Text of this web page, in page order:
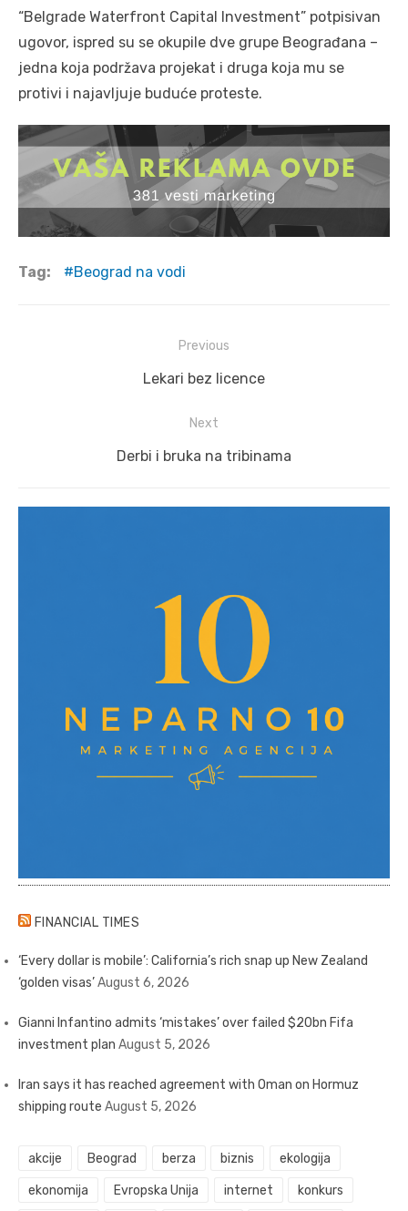
“Belgrade Waterfront Capital Investment” potpisivan
ugovor, ispred su se okupile dve grupe Beograđana –
jedna koja podržava projekat i druga koja mu se
protivi i najavljuje buduće proteste.
Tag: Beograd na vodi
Previous
Previous
Lekari bez licence
Next
Next
Derbi i bruka na tribinama
FINANCIAL TIMES
‘Every dollar is mobile’: California’s rich snap up New Zealand
‘golden visas’August 6, 2026
Gianni Infantino admits ‘mistakes’ over failed $20bn Fifa
investment plan August 5, 2026
Iran says it has reached agreement with Oman on Hormuz
shipping route August 5, 2026
akcije Beograd berza biznis ekologija
ekonomija Evropska Unija internet konkurs